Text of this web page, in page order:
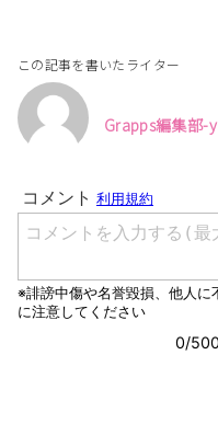
この記事を書いたライター
Grapps編集部-y